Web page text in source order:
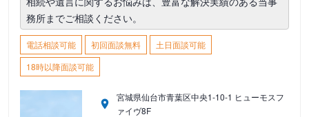
務所までご相談ください。
電話相談可能 初回面談無料
土日面談可能
18時以降面談可能
宮城県仙台市青葉区中央1-10-1 ヒューモスフ
ァイヴ8F